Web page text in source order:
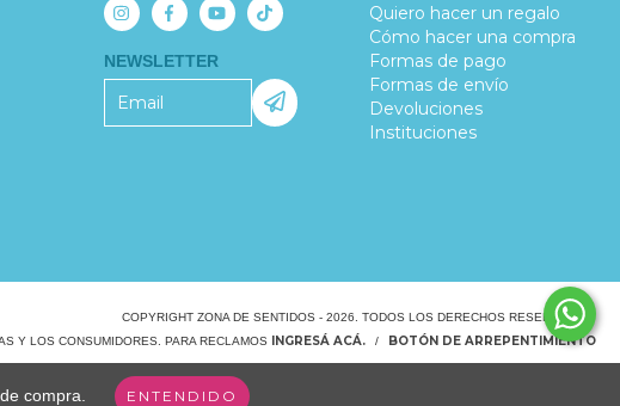
compra. ENTENDIDO
NEWSLETTER
Quiero hacer un regalo
Cómo hacer una compra
Formas de pago
Formas de envío
Devoluciones
Instituciones
COPYRIGHT ZONA DE SENTIDOS - 2026. TODOS LOS DERECHOS RESERVADOS.
Y LOS CONSUMIDORES. PARA RECLAMOS INGRESÁ ACÁ. / BOTÓN DE ARREPENTIMIENTO